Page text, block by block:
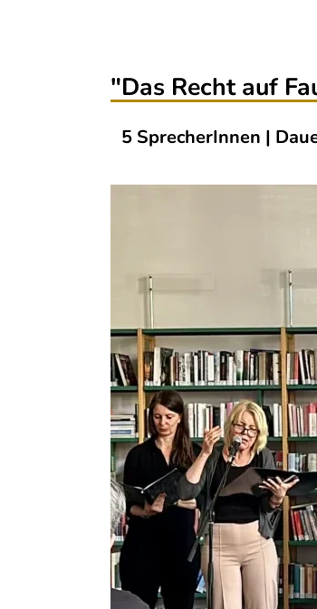
"Das Recht auf
5 SprecherInnen |